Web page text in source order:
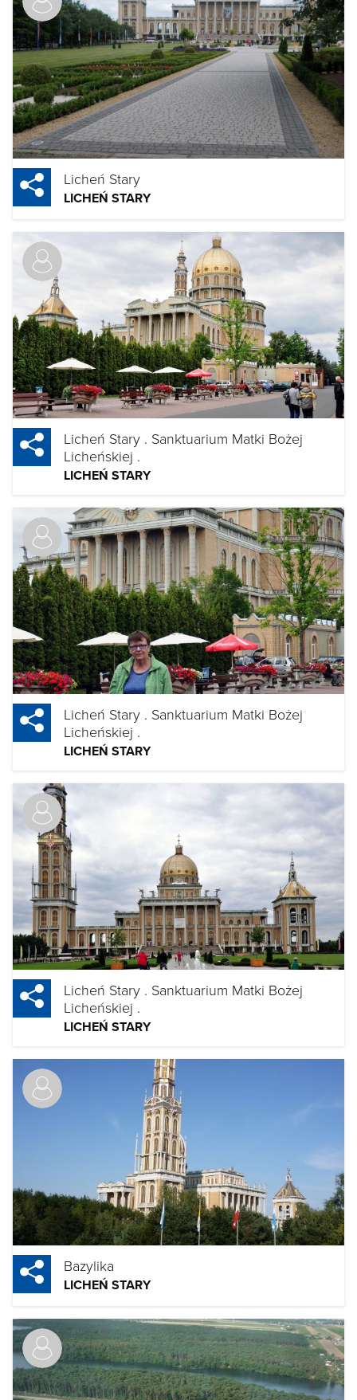
Licheń Stary
LICHEŃ STARY
Licheń Stary . Sanktuarium Matki Bożej
Licheńskiej .
LICHEŃ STARY
Licheń Stary . Sanktuarium Matki Bożej
Licheńskiej .
LICHEŃ STARY
Licheń Stary . Sanktuarium Matki Bożej
Licheńskiej .
LICHEŃ STARY
Bazylika
LICHEŃ STARY